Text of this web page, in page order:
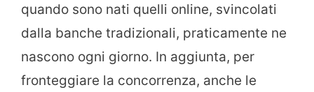
quando sono nati quelli online, svincolati
dalla banche tradizionali, praticamente ne
nascono ogni giorno. In aggiunta, per
fronteggiare la concorrenza, anche le